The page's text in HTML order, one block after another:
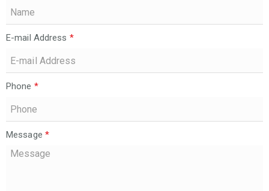
E-mail Address *
Phone *
Message *